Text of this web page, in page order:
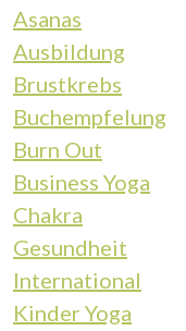
Asanas
Ausbildung
Brustkrebs
Buchempfelung
Burn Out
Business Yoga
Chakra
Gesundheit
International
Kinder Yoga